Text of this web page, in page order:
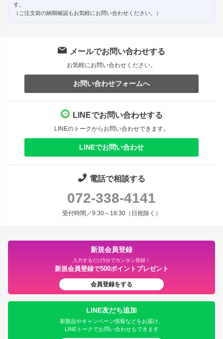
す。
（ご注文前の納期確認もお気軽にお問い合わせください。）
メールでお問い合わせする
お気軽にお問い合わせください。
お問い合わせフォームへ
LINEでお問い合わせする
LINEのトークからお問い合わせできます。
LINEでお問い合わせ
電話で相談する
072-338-4141
受付時間／9:30～18:30（日祝除く）
新規会員登録
入力するだけ5分でカンタン登録！
新規会員登録で500ポイントプレゼント
会員登録をする
LINE友だち追加
新製品やキャンペーン情報などをお届け。
LINEトークでお問い合わせもできます